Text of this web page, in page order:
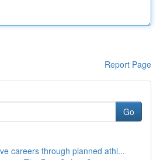
Report Page
Go
careers through planned athl...